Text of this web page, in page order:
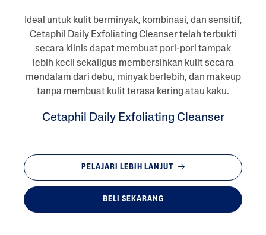
Ideal untuk kulit berminyak, kombinasi, dan sensitif,
Cetaphil Daily Exfoliating Cleanser telah terbukti
secara klinis dapat membuat pori-pori tampak
lebih kecil sekaligus membersihkan kulit secara
mendalam dari debu, minyak berlebih, dan makeup
tanpa membuat kulit terasa kering atau kaku.
Cetaphil Daily Exfoliating Cleanser
PELAJARI LEBIH LANJUT
BELI SEKARANG